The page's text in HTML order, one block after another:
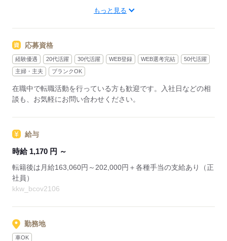
・大鍋を使った調理
・カートを使用し院内配膳
もっと見る
応募資格
経験優遇 20代活躍 30代活躍 WEB登録 WEB選考完結
50代活躍
主婦・主夫
ブランクOK
在職中で転職活動を行っている方も歓迎です。入社日などの相
談も、お気軽にお問い合わせください。
給与
時給 1,170 円 ～
転籍後は月給163,060円～202,000円＋各種手当の支給あり（正
社員）
kkw_bcov2106
勤務地
車OK